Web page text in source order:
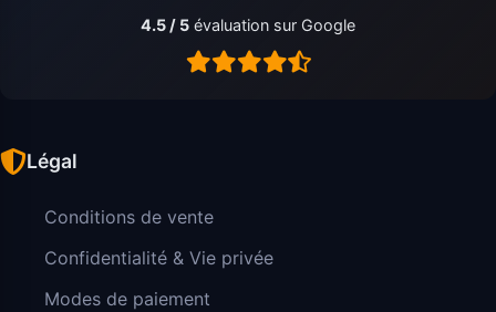
4.5 / 5 évaluation sur Google
Légal
Conditions de vente
Confidentialité & Vie privée
Modes de paiement